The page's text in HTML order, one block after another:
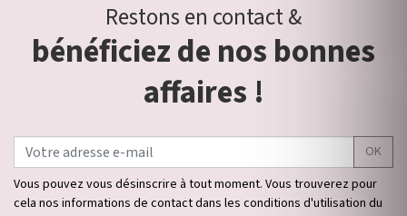
Restons en contact &
bénéficiez de nos bonnes
affaires !
OK
Vous pouvez vous désinscrire à tout moment. Vous trouverez pour
cela nos informations de contact dans les conditions d'utilisation du